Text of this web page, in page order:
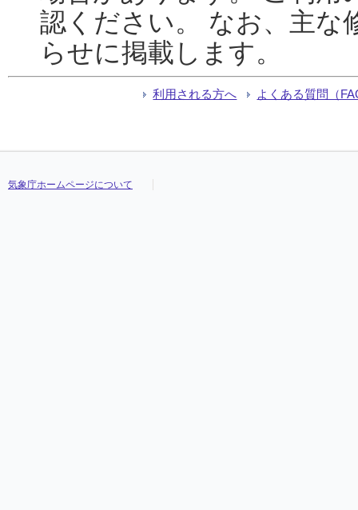
認ください。 なお、主な
らせに掲載します。
利用される方へ よくある質問（
気象庁ホームページについて